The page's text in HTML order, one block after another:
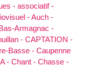
- associatif -
-Auch -
Bas-Armagnac -
- CAPTATION -
Basse - Caupenne
- Chant - Chasse -